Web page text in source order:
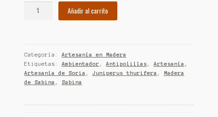
cantidad
Añadir al carrito
Categoría: Artesanía en Madera
Etiquetas: Ambientador , Antipolillas , Artesanía ,
Artesanía de Soria , Juniperus thurifera , Madera
de Sabina , Sabina